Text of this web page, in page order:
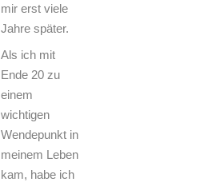
mir erst viele
Jahre später.
Als ich mit
Ende 20 zu
einem
wichtigen
Wendepunkt in
meinem Leben
kam, habe ich